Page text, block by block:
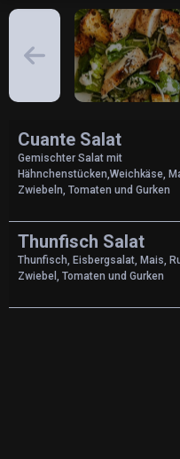
Cuante Salat
Gemischter Salat mit
Hähnchenstücken,Weichkäse,
Zwiebeln, Tomaten und Gurken
Thunfisch Salat
Thunfisch, Eisbergsalat, Mais,
Zwiebel, Tomaten und Gurken